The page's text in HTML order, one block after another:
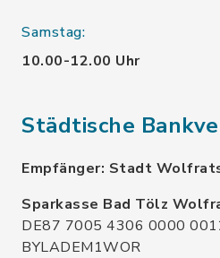
Samstag:
10.00-12.00 Uhr
Städtische
Empfänger: Stadt
Sparkasse Bad Tölz
DE87 7005 4306 0000
BYLADEM1WOR